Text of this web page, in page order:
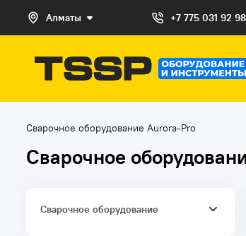
Алматы +7 775 031 92 98
Сварочное оборудование Aurora-Pro
Сварочное
Сварочное оборудование